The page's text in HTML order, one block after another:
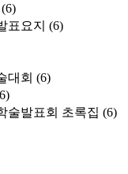
(6)
표요지 (6)
대회 (6)
술발표회 초록집 (6)